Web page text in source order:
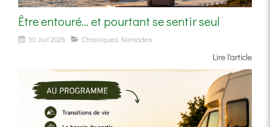
Être entouré… et pourtant se sentir seul
30 Juil 2026 Chroniques Nomades
Lire l'article